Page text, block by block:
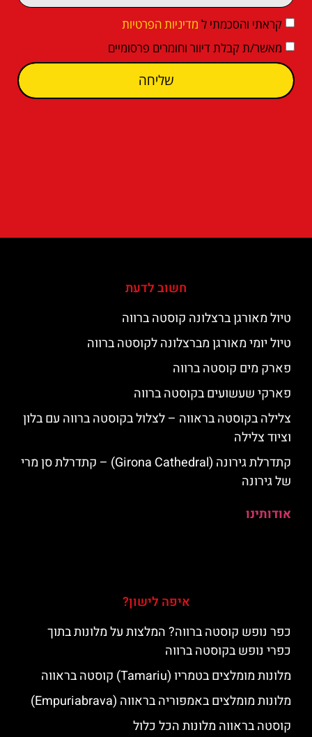
קראתי והסכמתי ל מדיניות הפרטיות
מאשר/ת קבלת דיוור וחומרים פרסומיים
שליחה
חשוב לדעת
טיול מאורגן ברצלונה קוסטה ברווה
טיול יומי מאורגן מברצלונה לקוסטה ברווה
פארק מים קוסטה ברווה
פארקי שעשועים בקוסטה ברווה
צלילה בקוסטה בראווה – לצלול בקוסטה ברווה עם בלון
וציוד צלילה
קתדרלת גירונה (Girona Cathedral) – קתדרלת סן מרי
של גירונה
אודותינו
איפה לישון?
כפר נופש קוסטה ברווה? המלצות על מלונות בתוך
כפרי נופש בקוסטה ברווה
מלונות מומלצים בטמריו (Tamariu) קוסטה בראווה
מלונות מומלצים באמפוריה בראווה (Empuriabrava)
קוסטה בראווה מלונות הכל כלול